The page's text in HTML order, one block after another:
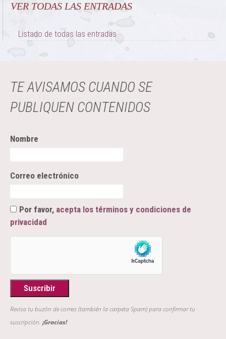
VER TODAS LAS ENTRADAS
Listado de todas las entradas
TE AVISAMOS CUANDO SE
PUBLIQUEN CONTENIDOS
Nombre
Correo electrónico
Por favor, acepta los términos y condiciones de
privacidad
Revisa tu buzón de correo (también la carpeta Spam) para confirmar tu
suscripción. ¡Gracias!